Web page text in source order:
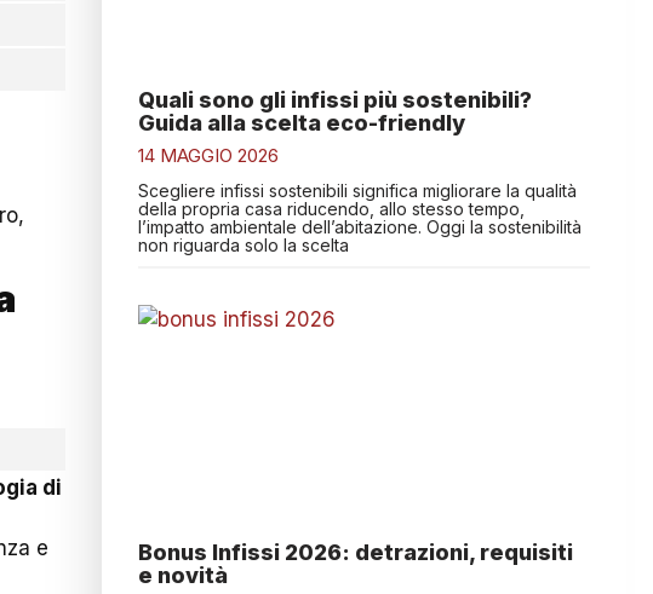
Quali sono gli infissi più sostenibili?
Guida alla scelta eco-friendly
14 MAGGIO 2026
Scegliere infissi sostenibili significa migliorare la qualità
della propria casa riducendo, allo stesso tempo,
l’impatto ambientale dell’abitazione. Oggi la sostenibilità
non riguarda solo la scelta
Bonus Infissi 2026: detrazioni, requisiti
e novità
di
e